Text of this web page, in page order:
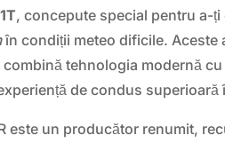
, concepute special pentru a-ți
în condiții meteo dificile. Aceste
combină tehnologia modernă
de condus superioară
este un producător renumit,